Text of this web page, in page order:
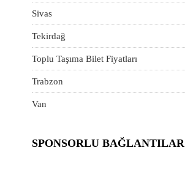
Sivas
Tekirdağ
Toplu Taşıma Bilet Fiyatları
Trabzon
Van
SPONSORLU BAĞLANTILAR